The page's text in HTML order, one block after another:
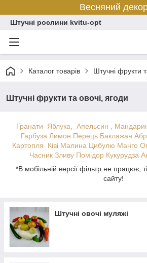
Весняний
Штучні рослини kvitu-opt
Каталог товарів Штучні фрукти
Штучні фрукти та овочі, ягоди
Гранати Яблука, Апельсин ,
Гарбуза Лимон Перець Баклажан
Картопля
Ківі Малина Цибулю Манго
Часник Зливу Помідор Кукурудза
*В мобільній версії фільтр не працює,
сайту!
Штучні овочі муляжі